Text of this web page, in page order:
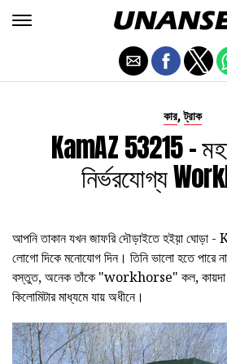
কার,ট্রাক
KamAZ 53215 -
নির্ভরযোগ্য
আপনি তাকান যখন জাফরি দৌড়াইতে হইয়়া
লোগো দিকে মনোযোগ দিন। তিনি ভালো হতে পারে
বস্তুত, অনেক তাঁকে "workhorse" কল, কায়দা
কিলোমিটার মাধ্যমে যায় অধীনে।